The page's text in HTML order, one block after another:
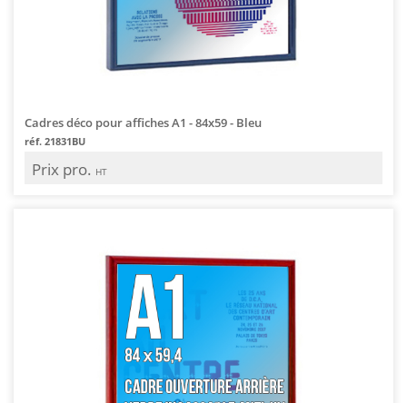
Cadres déco pour affiches A1 - 84x59 - Bleu
réf. 21831BU
Prix pro. HT